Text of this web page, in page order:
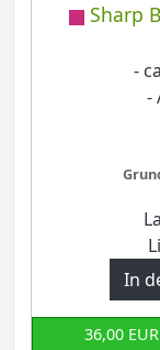
Sharp
-
-
36,00